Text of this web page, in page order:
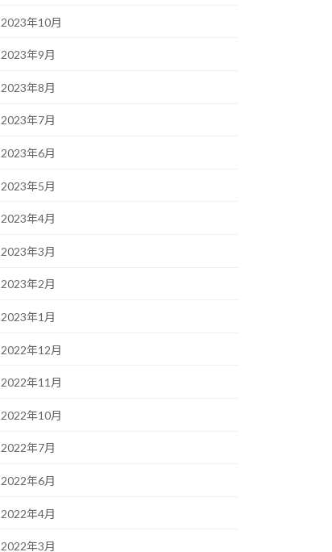
2023年10月
2023年9月
2023年8月
2023年7月
2023年6月
2023年5月
2023年4月
2023年3月
2023年2月
2023年1月
2022年12月
2022年11月
2022年10月
2022年7月
2022年6月
2022年4月
2022年3月